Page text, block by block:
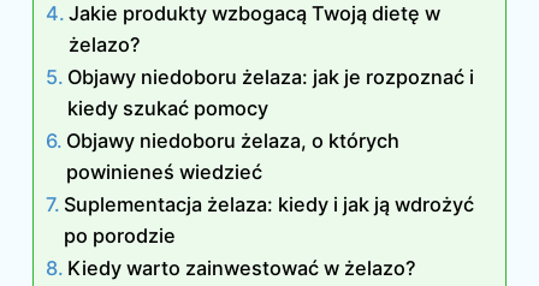
Jakie produkty wzbogacą Twoją dietę w
żelazo?
Objawy niedoboru żelaza: jak je rozpoznać i
kiedy szukać pomocy
Objawy niedoboru żelaza, o których
powinieneś wiedzieć
Suplementacja żelaza: kiedy i jak ją wdrożyć
po porodzie
Kiedy warto zainwestować w żelazo?